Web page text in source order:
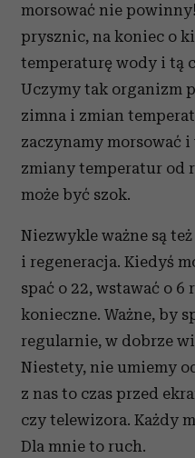
morsować nie
prysznic, na koniec o
temperaturę wody i tą
Uczymy tak organizm
zimna i zmian
zaczynamy morsować
zmiany temperatur od
może być szok.
Niezwykle ważne są
i regeneracja. Kiedyś
spać o 22, wstawać o 6
konieczne. Ważne, by
regularnie, w dobrze
Niestety, nie umiemy
z nas to czas przed
czy telewizora. Każdy
Dla mnie to ruch.